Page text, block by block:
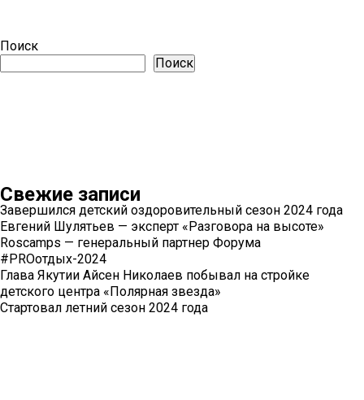
Поиск
Поиск
Свежие записи
Завершился детский оздоровительный сезон 2024 года
Евгений Шулятьев — эксперт «Разговора на высоте»
Roscamps — генеральный партнер Форума
#PROотдых-2024
Глава Якутии Айсен Николаев побывал на стройке
детского центра «Полярная звезда»
Стартовал летний сезон 2024 года